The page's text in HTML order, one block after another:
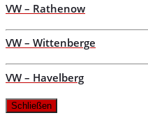
VW – Rathenow
VW – Wittenberge
VW – Havelberg
Schließen